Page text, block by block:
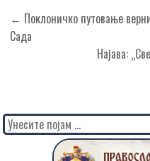
Кретање
чланка
← Поклоничко путовање
Сада
Најава:
Search
for: